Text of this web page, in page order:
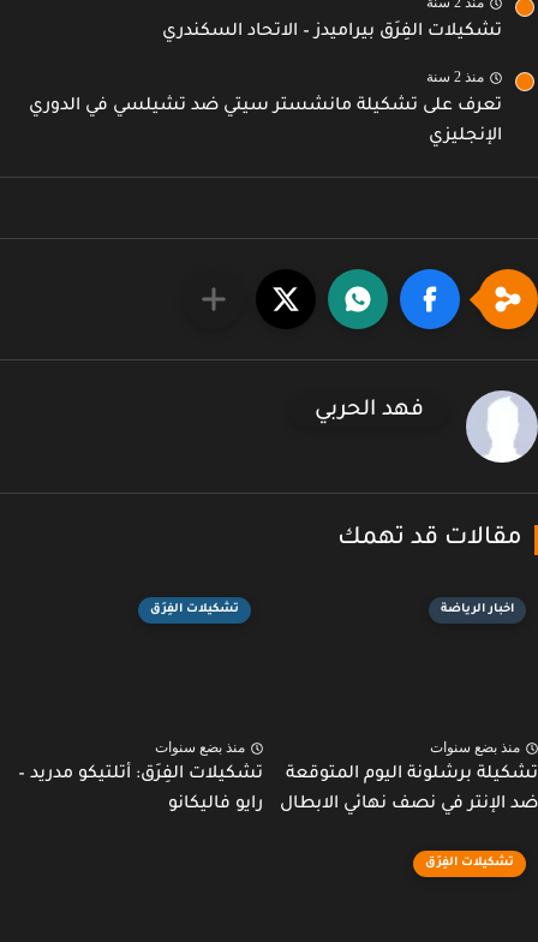
تشكيلات الفِرَق بيراميدز – الاتحاد السكندري
منذ 2 سنة
تعرف على تشكيلة مانشستر سيتي ضد تشيلسي في الدوري
الإنجليزي
فهد الحربي
قد تهمك
اخبار الرياضة
بضع سنوات
برشلونة اليوم المتوقعة
في نصف نهائي الابطال
تشكيلات الفِرَق
منذ بضع سنوات
تشكيلات الفِرَق: أتلتيكو مدريد –
رايو فاليكانو
تشكيلات الفِرَق